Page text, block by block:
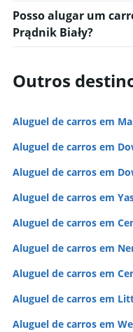
Posso alugar um
Prądnik Biały?
Outros
Aluguel de carros em
Aluguel de carros em
Aluguel de carros em
Aluguel de carros em
Aluguel de carros em
Aluguel de carros em
Aluguel de carros em
Aluguel de carros em
Aluguel de carros em